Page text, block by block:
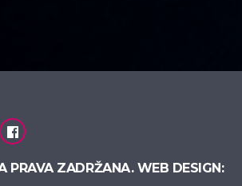
PRAVA ZADRŽANA. WEB DESIGN: